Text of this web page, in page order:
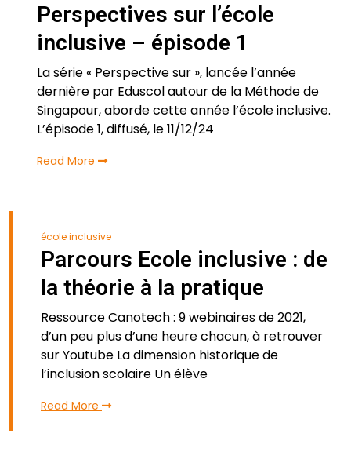
Perspectives sur l’école
inclusive – épisode 1
La série « Perspective sur », lancée l’année
dernière par Eduscol autour de la Méthode de
Singapour, aborde cette année l’école inclusive.
L’épisode 1, diffusé, le 11/12/24
Read More
école inclusive
Parcours Ecole inclusive : de
la théorie à la pratique
Ressource Canotech : 9 webinaires de 2021,
d’un peu plus d’une heure chacun, à retrouver
sur Youtube La dimension historique de
l’inclusion scolaire Un élève
Read More